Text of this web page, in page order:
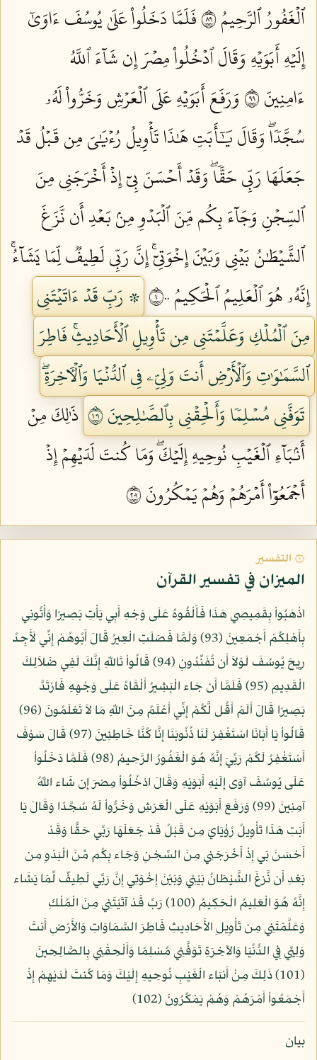
ٱلۡغَفُورُ ٱلرَّحِيمُ ٩٨
فَلَمَّا دَخَلُواْ عَلَىٰ يُوسُفَ ءَاوَىٰٓ
إِلَيۡهِ أَبَوَيۡهِ وَقَالَ ٱدۡخُلُواْ مِصۡرَ إِن شَآءَ ٱللَّهُ
ءَامِنِينَ ٩٩
وَرَفَعَ أَبَوَيۡهِ عَلَى ٱلۡعَرۡشِ وَخَرُّواْ لَهُۥ
سُجَّدٗاۖ وَقَالَ يَٰٓأَبَتِ هَٰذَا تَأۡوِيلُ رُءۡيَٰيَ مِن قَبۡلُ قَدۡ
جَعَلَهَا رَبِّي حَقّٗاۖ وَقَدۡ أَحۡسَنَ بِيٓ إِذۡ أَخۡرَجَنِي مِنَ
ٱلسِّجۡنِ وَجَآءَ بِكُم مِّنَ ٱلۡبَدۡوِ مِنۢ بَعۡدِ أَن نَّزَغَ
ٱلشَّيۡطَٰنُ بَيۡنِي وَبَيۡنَ إِخۡوَتِيٓۚ إِنَّ رَبِّي لَطِيفٞ لِّمَا يَشَآءُۚ
إِنَّهُۥ هُوَ ٱلۡعَلِيمُ ٱلۡحَكِيمُ ١٠٠
۞ رَبِّ قَدۡ ءَاتَيۡتَنِي
مِنَ ٱلۡمُلۡكِ وَعَلَّمۡتَنِي مِن تَأۡوِيلِ ٱلۡأَحَادِيثِۚ فَاطِرَ
ٱلسَّمَٰوَٰتِ وَٱلۡأَرۡضِ أَنتَ وَلِيِّۦ فِي ٱلدُّنۡيَا وَٱلۡأٓخِرَةِۖ
تَوَفَّنِي مُسۡلِمٗا وَأَلۡحِقۡنِي بِٱلصَّٰلِحِينَ ١٠١
ذَٰلِكَ مِنۡ
أَنۢبَآءِ ٱلۡغَيۡبِ نُوحِيهِ إِلَيۡكَۖ وَمَا كُنتَ لَدَيۡهِمۡ إِذۡ
أَجۡمَعُوٓاْ أَمۡرَهُمۡ وَهُمۡ يَمۡكُرُونَ ١٠٢
۞ التفسير
الميزان في تفسير القرآن
اذْهَبُواْ بِقَمِيصِي هَذَا فَأَلْقُوهُ عَلَى وَجْهِ أَبِي يَأْتِ بَصِيرًا وَأْتُونِي
بِأَهْلِكُمْ أَجْمَعِينَ (93) وَلَمَّا فَصَلَتِ الْعِيرُ قَالَ أَبُوهُمْ إِنِّي لَأَجِدُ
رِيحَ يُوسُفَ لَوْلاَ أَن تُفَنِّدُونِ (94) قَالُواْ تَاللّهِ إِنَّكَ لَفِي ضَلاَلِكَ
الْقَدِيمِ (95) فَلَمَّا أَن جَاء الْبَشِيرُ أَلْقَاهُ عَلَى وَجْهِهِ فَارْتَدَّ
بَصِيرًا قَالَ أَلَمْ أَقُل لَّكُمْ إِنِّي أَعْلَمُ مِنَ اللّهِ مَا لاَ تَعْلَمُونَ (96)
قَالُواْ يَا أَبَانَا اسْتَغْفِرْ لَنَا ذُنُوبَنَا إِنَّا كُنَّا خَاطِئِينَ (97) قَالَ سَوْفَ
أَسْتَغْفِرُ لَكُمْ رَبِّيَ إِنَّهُ هُوَ الْغَفُورُ الرَّحِيمُ (98) فَلَمَّا دَخَلُواْ
عَلَى يُوسُفَ آوَى إِلَيْهِ أَبَوَيْهِ وَقَالَ ادْخُلُواْ مِصْرَ إِن شَاء اللّهُ
آمِنِينَ (99) وَرَفَعَ أَبَوَيْهِ عَلَى الْعَرْشِ وَخَرُّواْ لَهُ سُجَّدًا وَقَالَ يَا
أَبَتِ هَذَا تَأْوِيلُ رُؤْيَايَ مِن قَبْلُ قَدْ جَعَلَهَا رَبِّي حَقًّا وَقَدْ
أَحْسَنَ بَي إِذْ أَخْرَجَنِي مِنَ السِّجْنِ وَجَاء بِكُم مِّنَ الْبَدْوِ مِن
بَعْدِ أَن نَّزغَ الشَّيْطَانُ بَيْنِي وَبَيْنَ إِخْوَتِي إِنَّ رَبِّي لَطِيفٌ لِّمَا يَشَاء
إِنَّهُ هُوَ الْعَلِيمُ الْحَكِيمُ (100) رَبِّ قَدْ آتَيْتَنِي مِنَ الْمُلْكِ
وَعَلَّمْتَنِي مِن تَأْوِيلِ الأَحَادِيثِ فَاطِرَ السَّمَاوَاتِ وَالأَرْضِ أَنتَ
وَلِيِّي فِي الدُّنُيَا وَالآخِرَةِ تَوَفَّنِي مُسْلِمًا وَأَلْحِقْنِي بِالصَّالِحِينَ
(101) ذَلِكَ مِنْ أَنبَاء الْغَيْبِ نُوحِيهِ إِلَيْكَ وَمَا كُنتَ لَدَيْهِمْ إِذْ
أَجْمَعُواْ أَمْرَهُمْ وَهُمْ يَمْكُرُونَ (102)
بيان